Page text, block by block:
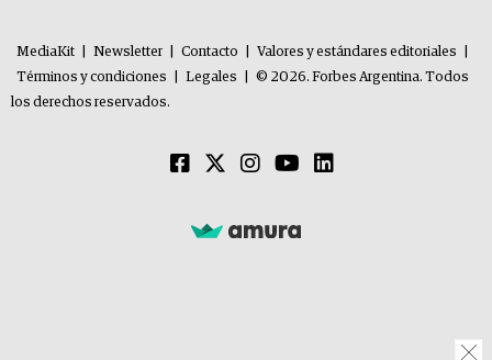
MediaKit Newsletter Contacto Valores y estándares editoriales
Términos y condiciones
Legales
© 2026. Forbes Argentina. Todos
los derechos reservados.